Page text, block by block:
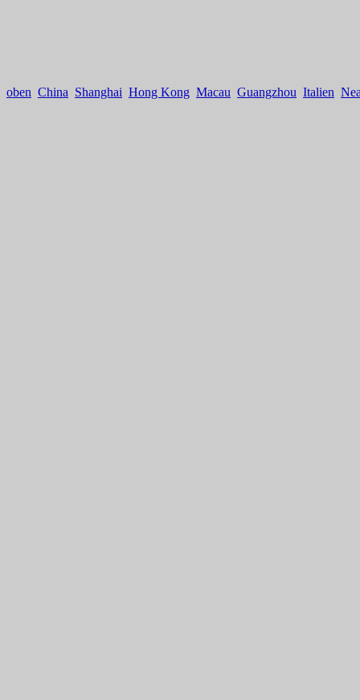
oben China Shanghai Hong Kong Macau Guangzhou Italien